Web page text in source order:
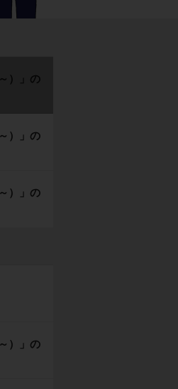
）」の
）」の
）」の
）」の